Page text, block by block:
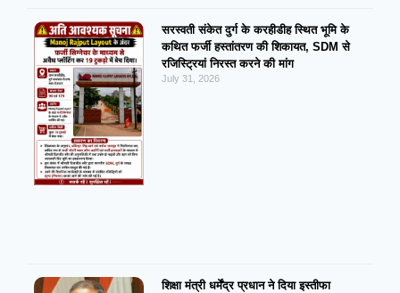
सरस्वती संकेत दुर्ग के करहीडीह स्थित भूमि के
कथित फर्जी हस्तांतरण की शिकायत, SDM से
रजिस्ट्रियां निरस्त करने की मांग
July 31, 2026
शिक्षा मंत्री धर्मेंद्र प्रधान ने दिया इस्तीफा